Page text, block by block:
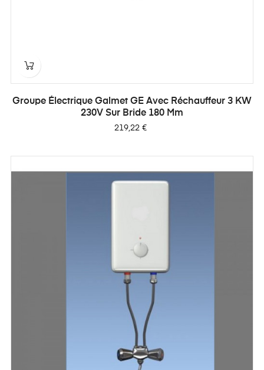
Groupe Électrique Galmet GE Avec Réchauffeur 3 KW
230V Sur Bride 180 Mm
Prix
219,22 €